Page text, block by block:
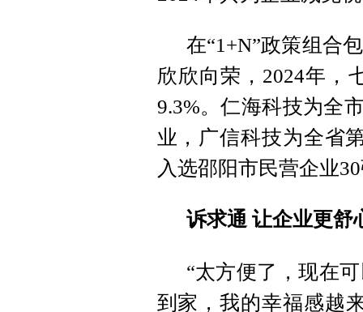
在“1+N”政策组合
欣欣向荣，2024年，
9.3%。仁海科技为全
业，广信科技为全省
入选邵阳市民营企业
诉求通 让企业更舒
“太方便了，现在
到家，我的幸福感越